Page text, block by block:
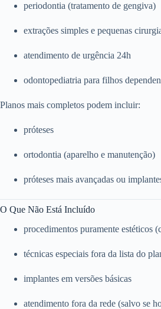
periodontia (tratamento de gengiva)
extrações simples e pequenas
atendimento de urgência 24h
odontopediatria para filhos
Planos mais completos podem incluir:
próteses
ortodontia (aparelho e manutenção)
próteses mais avançadas ou
O Que Não Está Incluído
procedimentos puramente estéticos
técnicas especiais fora da lista do
implantes em versões básicas
atendimento fora da rede (salvo se